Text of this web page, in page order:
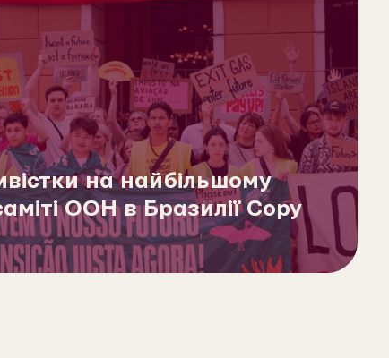
на найбільшому
ООН в Бразилії Copy